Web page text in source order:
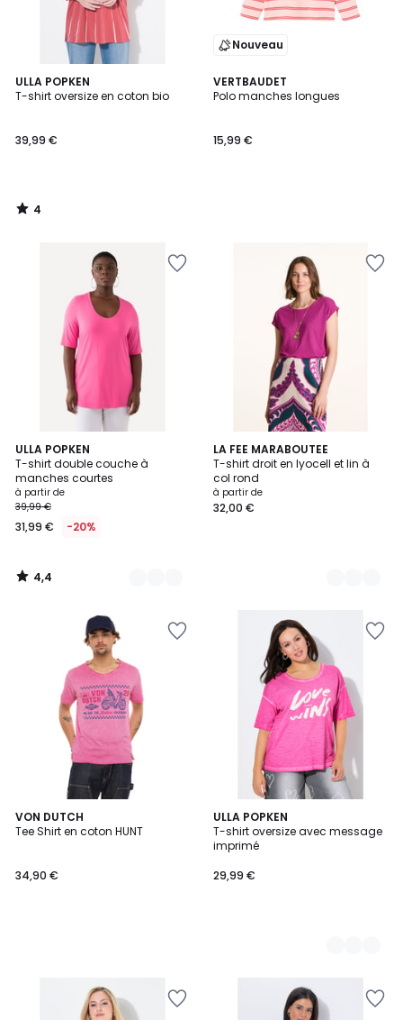
ULLA POPKEN
T-shirt oversize en coton bio
39,99 €
4
/
4
/
Nouveau
VERTBAUDET
Polo manches longues
15,99 €
ULLA POPKEN
T-shirt double couche à
manches courtes
à partir de
39,99 €
31,99 € -20%
4,4
/ 5
16
Couleurs
4,4
/
LA FEE MARABOUTEE
T-shirt droit en lyocell et lin à
col rond
à partir de
32,00 €
7
Couleurs
VON DUTCH
Tee Shirt en coton HUNT
34,90 €
ULLA POPKEN
T-shirt oversize avec message
imprimé
29,99 €
3
Couleurs